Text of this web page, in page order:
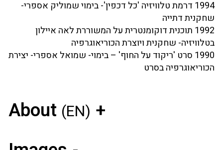
1994 דרמת טלוויזיה 'כל דכפין'- בימוי שמוליק אספרי-
שחקנית דתייה
1992 תוכנית דוקומנטרית על המשוררת לאה איילון
בטלוויזיה- שחקנית ויוצרת הכוריאוגרפיה
1990 סרט 'ריקוד על החוף' – בימוי- שמואל אספרי- יצירת
הכוריאוגרפיה בסרט
About (EN)